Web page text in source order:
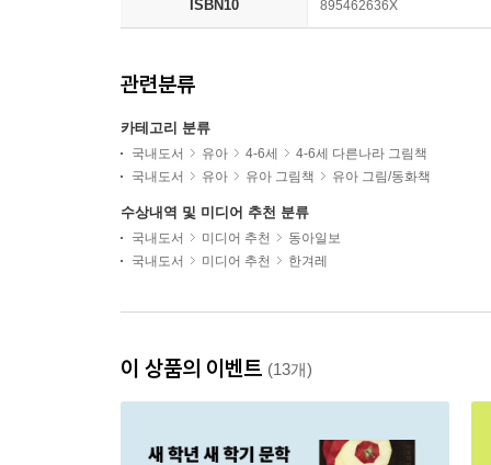
ISBN10 895462636X
관련분류
카테고리 분류
국내도서 유아 4-6세
4-6세 다른나라 그림책
국내도서
유아 유아 그림책 유아 그림/동화책
수상내역 및 미디어 추천 분류
국내도서 미디어 추천
동아일보
국내도서
미디어 추천 한겨레
이 상품의 이벤트 (13개)